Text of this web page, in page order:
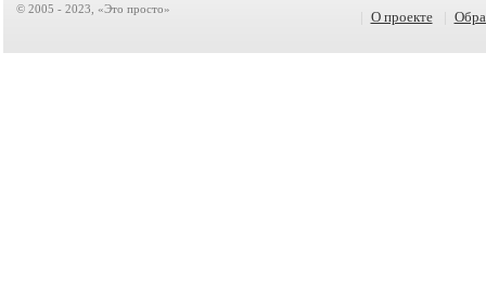
© 2005 - 2023, «Это просто» О проекте